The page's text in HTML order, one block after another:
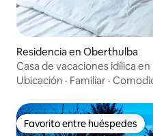
Residencia en Oberthulba
Casa de vacaciones idílica
Ubicación · Familiar ·
Favorito entre huéspedes
Favorito entre huéspedes